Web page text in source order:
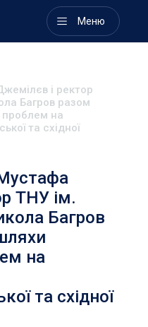
Меню
і ректор
Багров разом
на
та східної
ТНУ ім.
Багров
на
та східної